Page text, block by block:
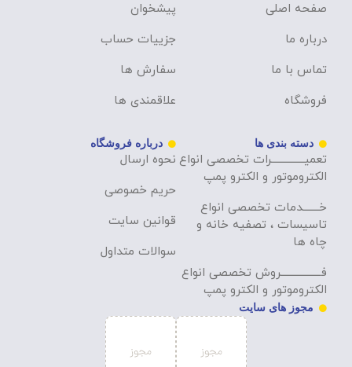
صفحه اصلی
درباره ما
تماس با ما
فروشگاه
پیشخوان
جزییات حساب
سفارش ها
علاقمندی ها
دسته بندی ها
تعمیــــــــــــــرات تخصصی انواع
الکتروموتور و الکترو پمپ
خـــــــدمات تخصصی انواع
تاسیسات ، تصفیه خانه و
چاه ها
فـــــــــــــــــروش تخصصی انواع
الکتروموتور و الکترو پمپ
درباره فروشگاه
نحوه ارسال
حریم خصوصی
قوانین سایت
سوالات متداول
مجوز های سایت